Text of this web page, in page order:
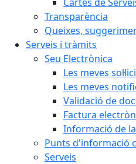
Transparència
Queixes,
Serveis i tràmits
Seu Electrònica
Les meves
Les meves
Validació de
Factura
Informació de
Punts d'informació
Serveis